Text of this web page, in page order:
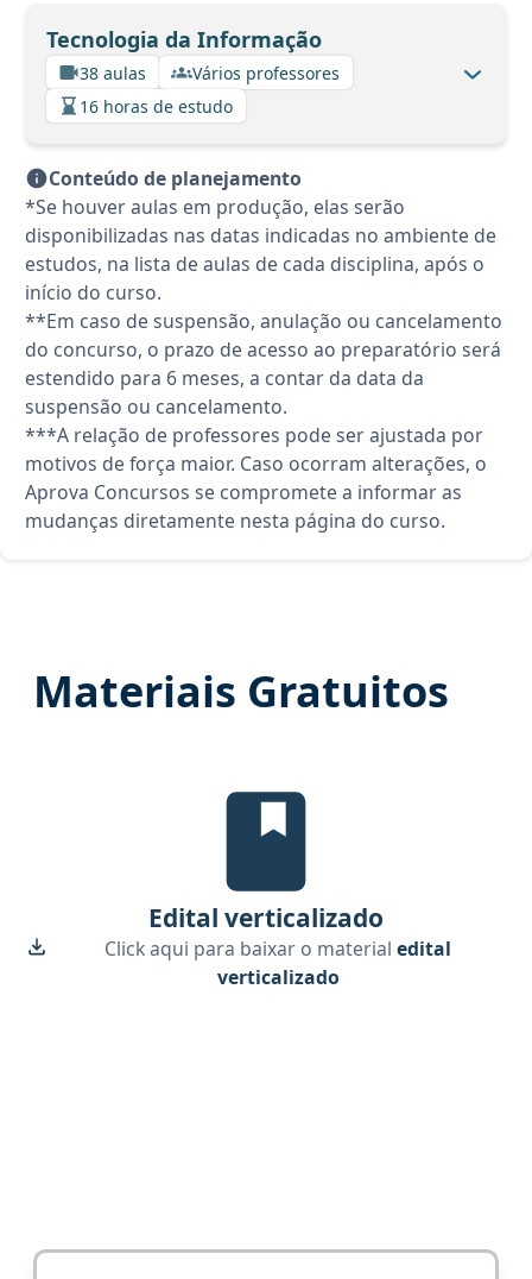
Tecnologia da Informação
38 aulas
Vários professores
16 horas de estudo
Conteúdo de planejamento
*Se houver aulas em produção, elas serão
disponibilizadas nas datas indicadas no ambiente de
estudos, na lista de aulas de cada disciplina, após o
início do curso.
**Em caso de suspensão, anulação ou cancelamento
do concurso, o prazo de acesso ao preparatório será
estendido para 6 meses, a contar da data da
suspensão ou cancelamento.
***A relação de professores pode ser ajustada por
motivos de força maior. Caso ocorram alterações, o
Aprova Concursos se compromete a informar as
mudanças diretamente nesta página do curso.
Materiais Gratuitos
Edital Verticalizado, material
Edital verticalizado
Click aqui para baixar o materialedital
verticalizado